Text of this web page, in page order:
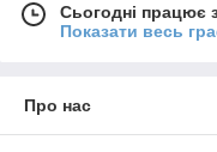
Сьогодні працює
Показати весь
Про нас